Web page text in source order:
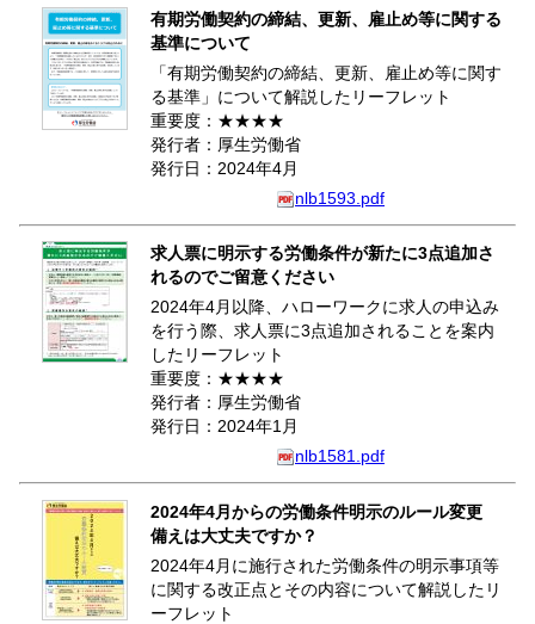
有期労働契約の締結、更新、雇止め等に関する
基準について
「有期労働契約の締結、更新、雇止め等に関す
る基準」について解説したリーフレット
重要度：★★★★
発行者：厚生労働省
発行日：2024年4月
nlb1593.pdf
求人票に明示する労働条件が新たに3点追加さ
れるのでご留意ください
2024年4月以降、ハローワークに求人の申込み
を行う際、求人票に3点追加されることを案内
したリーフレット
重要度：★★★★
発行者：厚生労働省
発行日：2024年1月
nlb1581.pdf
2024年4月からの労働条件明示のルール変更
備えは大丈夫ですか？
2024年4月に施行された労働条件の明示事項等
に関する改正点とその内容について解説したリ
ーフレット